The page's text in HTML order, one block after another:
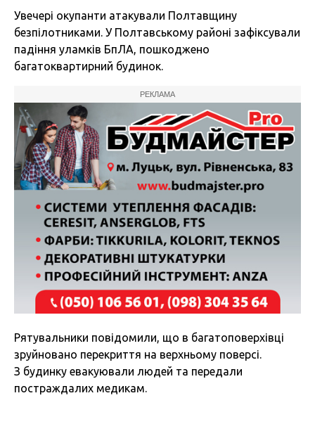
Увечері окупанти атакували Полтавщину
безпілотниками. У Полтавському районі зафіксували
падіння уламків БпЛА, пошкоджено
багатоквартирний будинок.
РЕКЛАМА
Рятувальники повідомили, що в багатоповерхівці
зруйновано перекриття на верхньому поверсі.
З будинку евакуювали людей та передали
постраждалих медикам.